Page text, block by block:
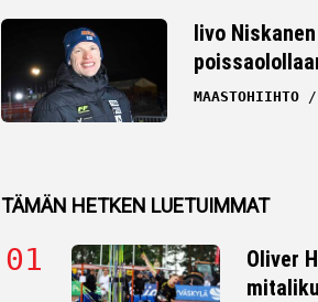
Iivo
MAASTOHIIHTO
TÄMÄN HETKEN LUETUIMMAT
Oliver